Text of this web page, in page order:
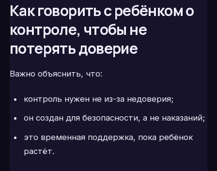
Как говорить с ребёнком о
контроле, чтобы не
потерять доверие
Важно объяснить, что:
контроль нужен не из-за недоверия;
он создан для безопасности, а не наказаний;
это временная поддержка, пока ребёнок
растёт.